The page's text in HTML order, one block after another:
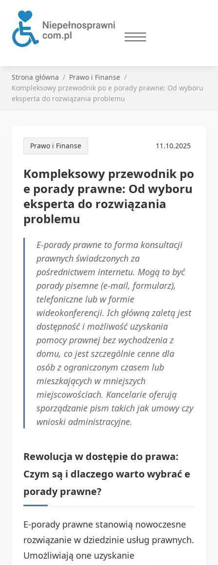
Strona główna
Prawo i Finanse
Kompleksowy przewodnik po e porady prawne: Od wyboru
eksperta do rozwiązania problemu
Prawo i Finanse 11.10.2025
Kompleksowy przewodnik po
e porady prawne: Od wyboru
eksperta do rozwiązania
problemu
E-porady prawne to forma konsultacji
prawnych świadczonych za
pośrednictwem internetu. Mogą to być
porady pisemne (e-mail, formularz),
telefoniczne lub w formie
wideokonferencji. Ich główną zaletą jest
dostępność i możliwość uzyskania
pomocy prawnej bez wychodzenia z
domu, co jest szczególnie cenne dla
osób z ograniczonym czasem lub
mieszkających w mniejszych
miejscowościach. Kancelarie oferują
sporządzanie pism takich jak umowy czy
wnioski administracyjne.
Rewolucja w dostępie do prawa:
Czym są i dlaczego warto wybrać e
porady prawne?
E-porady prawne stanowią nowoczesne
rozwiązanie w dziedzinie usług prawnych.
Umożliwiają one uzyskanie